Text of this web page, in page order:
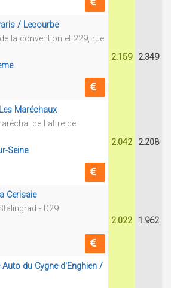
/ Lecourbe
la convention et 229, rue
2.159 2.349
Maréchaux
de Lattre de
Seine
2.042 2.208
Cerisaie
- D29
2.022 1.962
Auto du Cygne d'Enghien /